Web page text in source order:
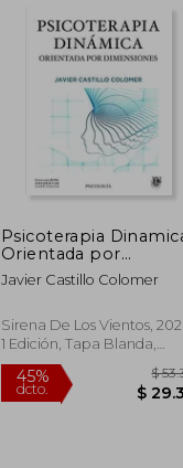
45%
dcto.
Psicoterapia
Orientada por
Dimensiones
Javier Castillo Colomer
Sirena De Los Vientos,
1 Edición, Tapa Blanda,
Nuevo